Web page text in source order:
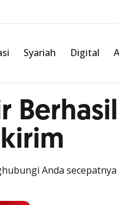
Syariah Digital
Berhasil
Anda secepatnya